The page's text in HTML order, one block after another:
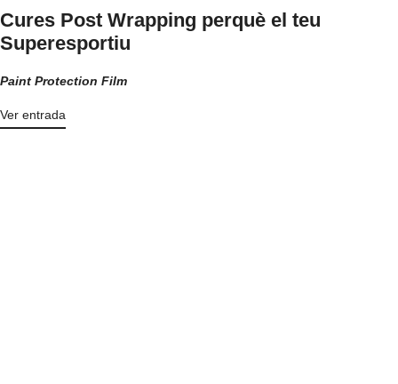
Cures Post Wrapping perquè el teu
Superesportiu
Paint Protection Film
Ver entrada